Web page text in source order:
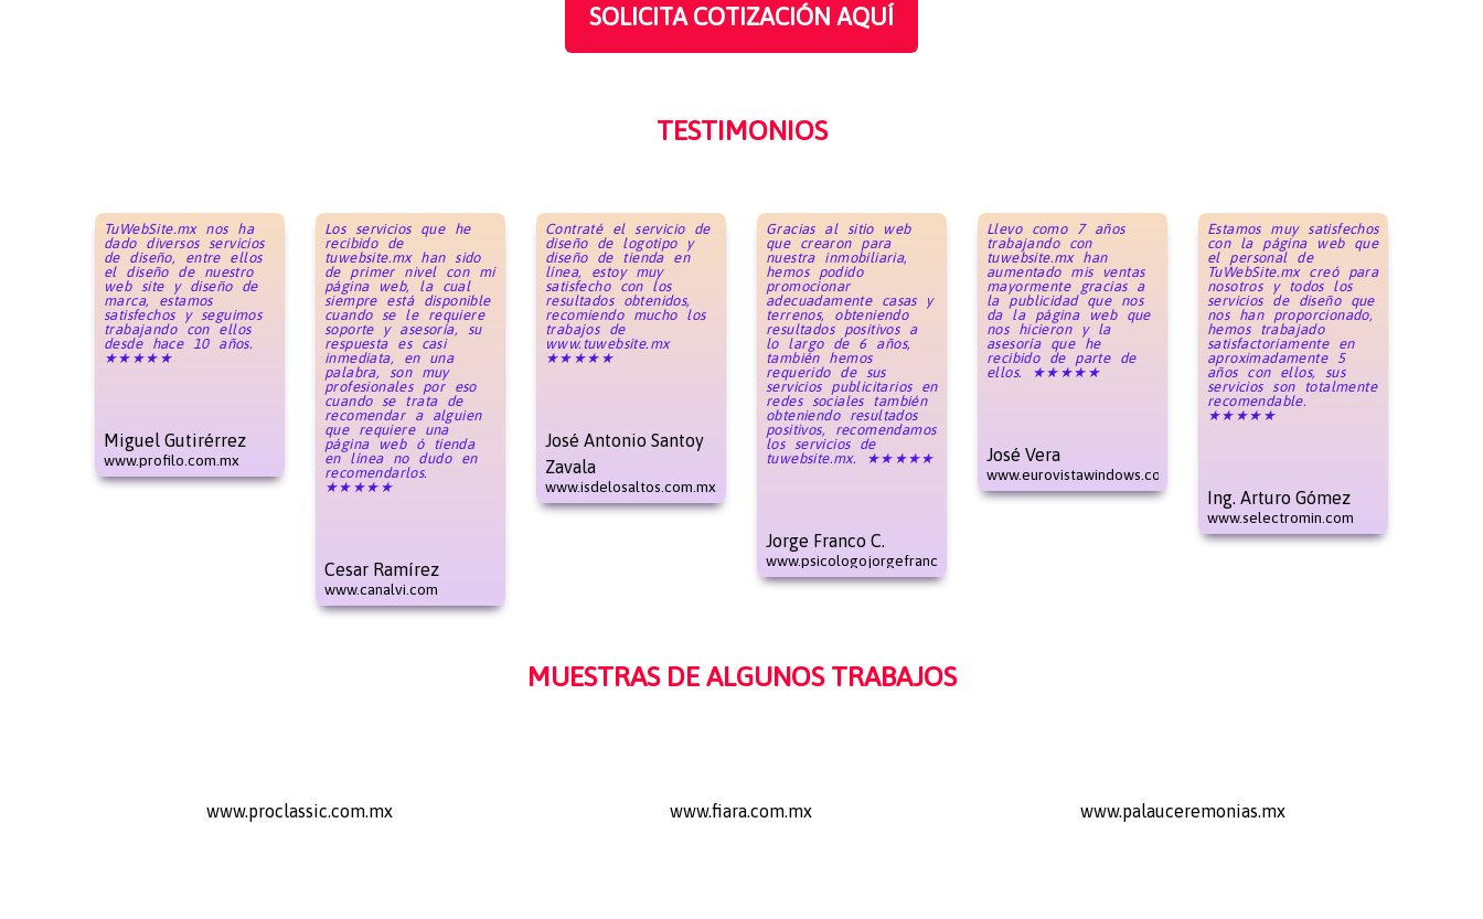
SOLICITA COTIZACIÓN AQUÍ
TESTIMONIOS
TuWebSite.mx nos ha
dado diversos servicios
de diseño, entre ellos
el diseño de nuestro
web site y diseño de
marca, estamos
satisfechos y seguimos
trabajando con ellos
desde hace 10 años.
★★★★★
Miguel Gutirérrez
www.profilo.com.mx
Los servicios que he
recibido de
tuwebsite.mx han sido
de primer nivel con mi
página web, la cual
siempre está disponible
cuando se le requiere
soporte y asesoría, su
respuesta es casi
inmediata, en una
palabra, son muy
profesionales por eso
cuando se trata de
recomendar a alguien
que requiere una
página web ó tienda
en línea no dudo en
recomendarlos.
★★★★★
Cesar Ramírez
www.canalvi.com
Contraté el servicio de
diseño de logotipo y
diseño de tienda en
línea, estoy muy
satisfecho con los
resultados obtenidos,
recomiendo mucho los
trabajos de
www.tuwebsite.mx
★★★★★
José Antonio Santoy
Zavala
www.isdelosaltos.com.mx
Gracias al sitio web
que crearon para
nuestra inmobiliaria,
hemos podido
promocionar
adecuadamente casas y
terrenos, obteniendo
resultados positivos a
lo largo de 6 años,
también hemos
requerido de sus
servicios publicitarios en
redes sociales también
obteniendo resultados
positivos, recomendamos
los servicios de
tuwebsite.mx. ★★★★★
Jorge Franco C.
www.psicologojorgefranco.com
Llevo como 7 años
trabajando con
tuwebsite.mx han
aumentado mis ventas
mayormente gracias a
la publicidad que nos
da la página web que
nos hicieron y la
asesoría que he
recibido de parte de
ellos. ★★★★★
José Vera
www.eurovistawindows.com
Estamos muy satisfechos
con la página web que
el personal de
TuWebSite.mx creó para
nosotros y todos los
servicios de diseño que
nos han proporcionado,
hemos trabajado
satisfactoriamente en
aproximadamente 5
años con ellos, sus
servicios son totalmente
recomendable.
★★★★★
Ing. Arturo Gómez
www.selectromin.com
MUESTRAS DE ALGUNOS TRABAJOS
www.proclassic.com.mx www.fiara.com.mx www.palauceremonias.mx